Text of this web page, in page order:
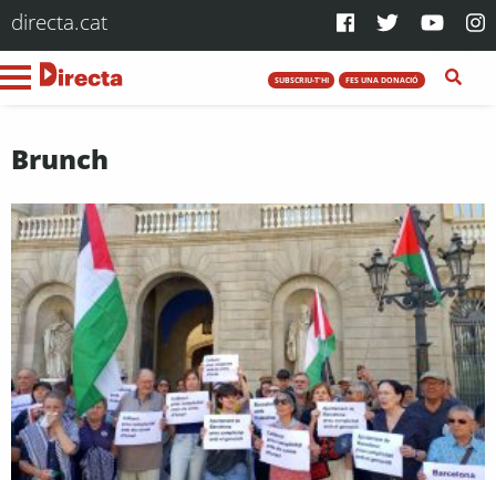
directa.cat
SUBSCRIU-T'HI FES UNA DONACIÓ
Brunch